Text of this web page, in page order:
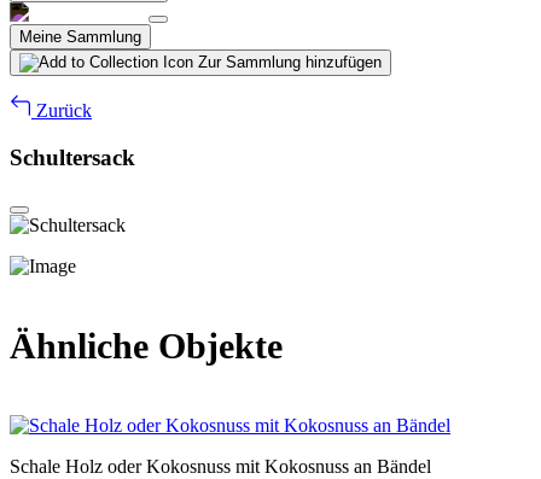
Meine Sammlung
Zur Sammlung hinzufügen
Zurück
Schultersack
Ähnliche Objekte
Schale Holz oder Kokosnuss mit Kokosnuss an Bändel